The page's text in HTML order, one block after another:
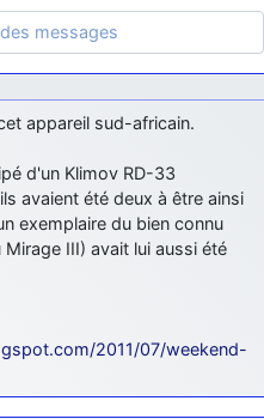
auront plu ; Agur…
samedi
un peu trop loin pour moi !
année 2026 à tous et
voeux à tous pour
de souhaiter un Joyeux Noël
messages
appareil sud-africain.
d'un Klimov RD-33
avaient été deux à être ainsi
exemplaire du bien connu
III) avait lui aussi été
2011/07/weekend-